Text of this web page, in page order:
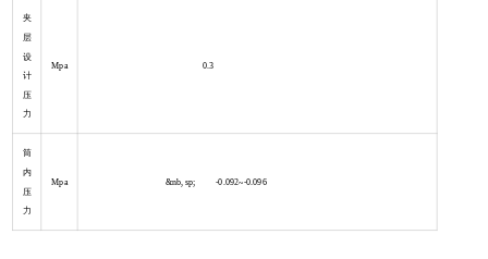
夹
层
设
计
压
力
Mpa 0.3
筒
内
压
力
Mpa &nb, sp; -0.092~-0.096